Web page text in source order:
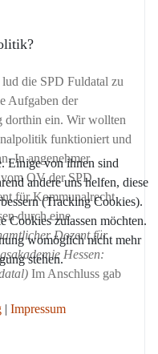
die SPD Fuldatal zu
Aufgaben der
dorthin ein. Wir wollten
funktioniert und
In angenehmer
OV der SPD
für Kommunalrecht
durch eine
Dozent für
Hessen:
Im Anschluss gab
Einige von ihnen sind
andere uns helfen, diese
(Tracking Cookies).
Cookies zulassen möchten.
womöglich nicht mehr
stehen.
| Impressum